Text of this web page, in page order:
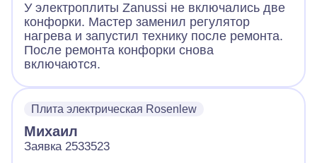
У электроплиты Zanussi не включались две
конфорки. Мастер заменил регулятор
нагрева и запустил технику после ремонта.
После ремонта конфорки снова
включаются.
Плита электрическая Rosenlew
Михаил
Заявка 2533523